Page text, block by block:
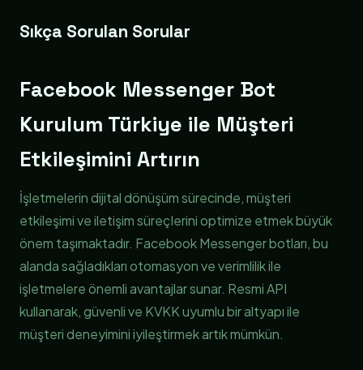
Sıkça Sorulan Sorular
Facebook Messenger Bot
Kurulum Türkiye ile Müşteri
Etkileşimini Artırın
İşletmelerin dijital dönüşüm sürecinde, müşteri
etkileşimi ve iletişim süreçlerini optimize etmek büyük
önem taşımaktadır. Facebook Messenger botları, bu
alanda sağladıkları otomasyon ve verimlilik ile
işletmelere önemli avantajlar sunar. Resmi API
kullanarak, güvenli ve KVKK uyumlu bir altyapı ile
müşteri deneyimini iyileştirmek artık mümkün.